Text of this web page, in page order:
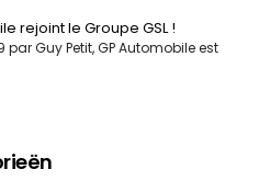
rejoint le Groupe GSL !
par Guy Petit, GP Automobile est